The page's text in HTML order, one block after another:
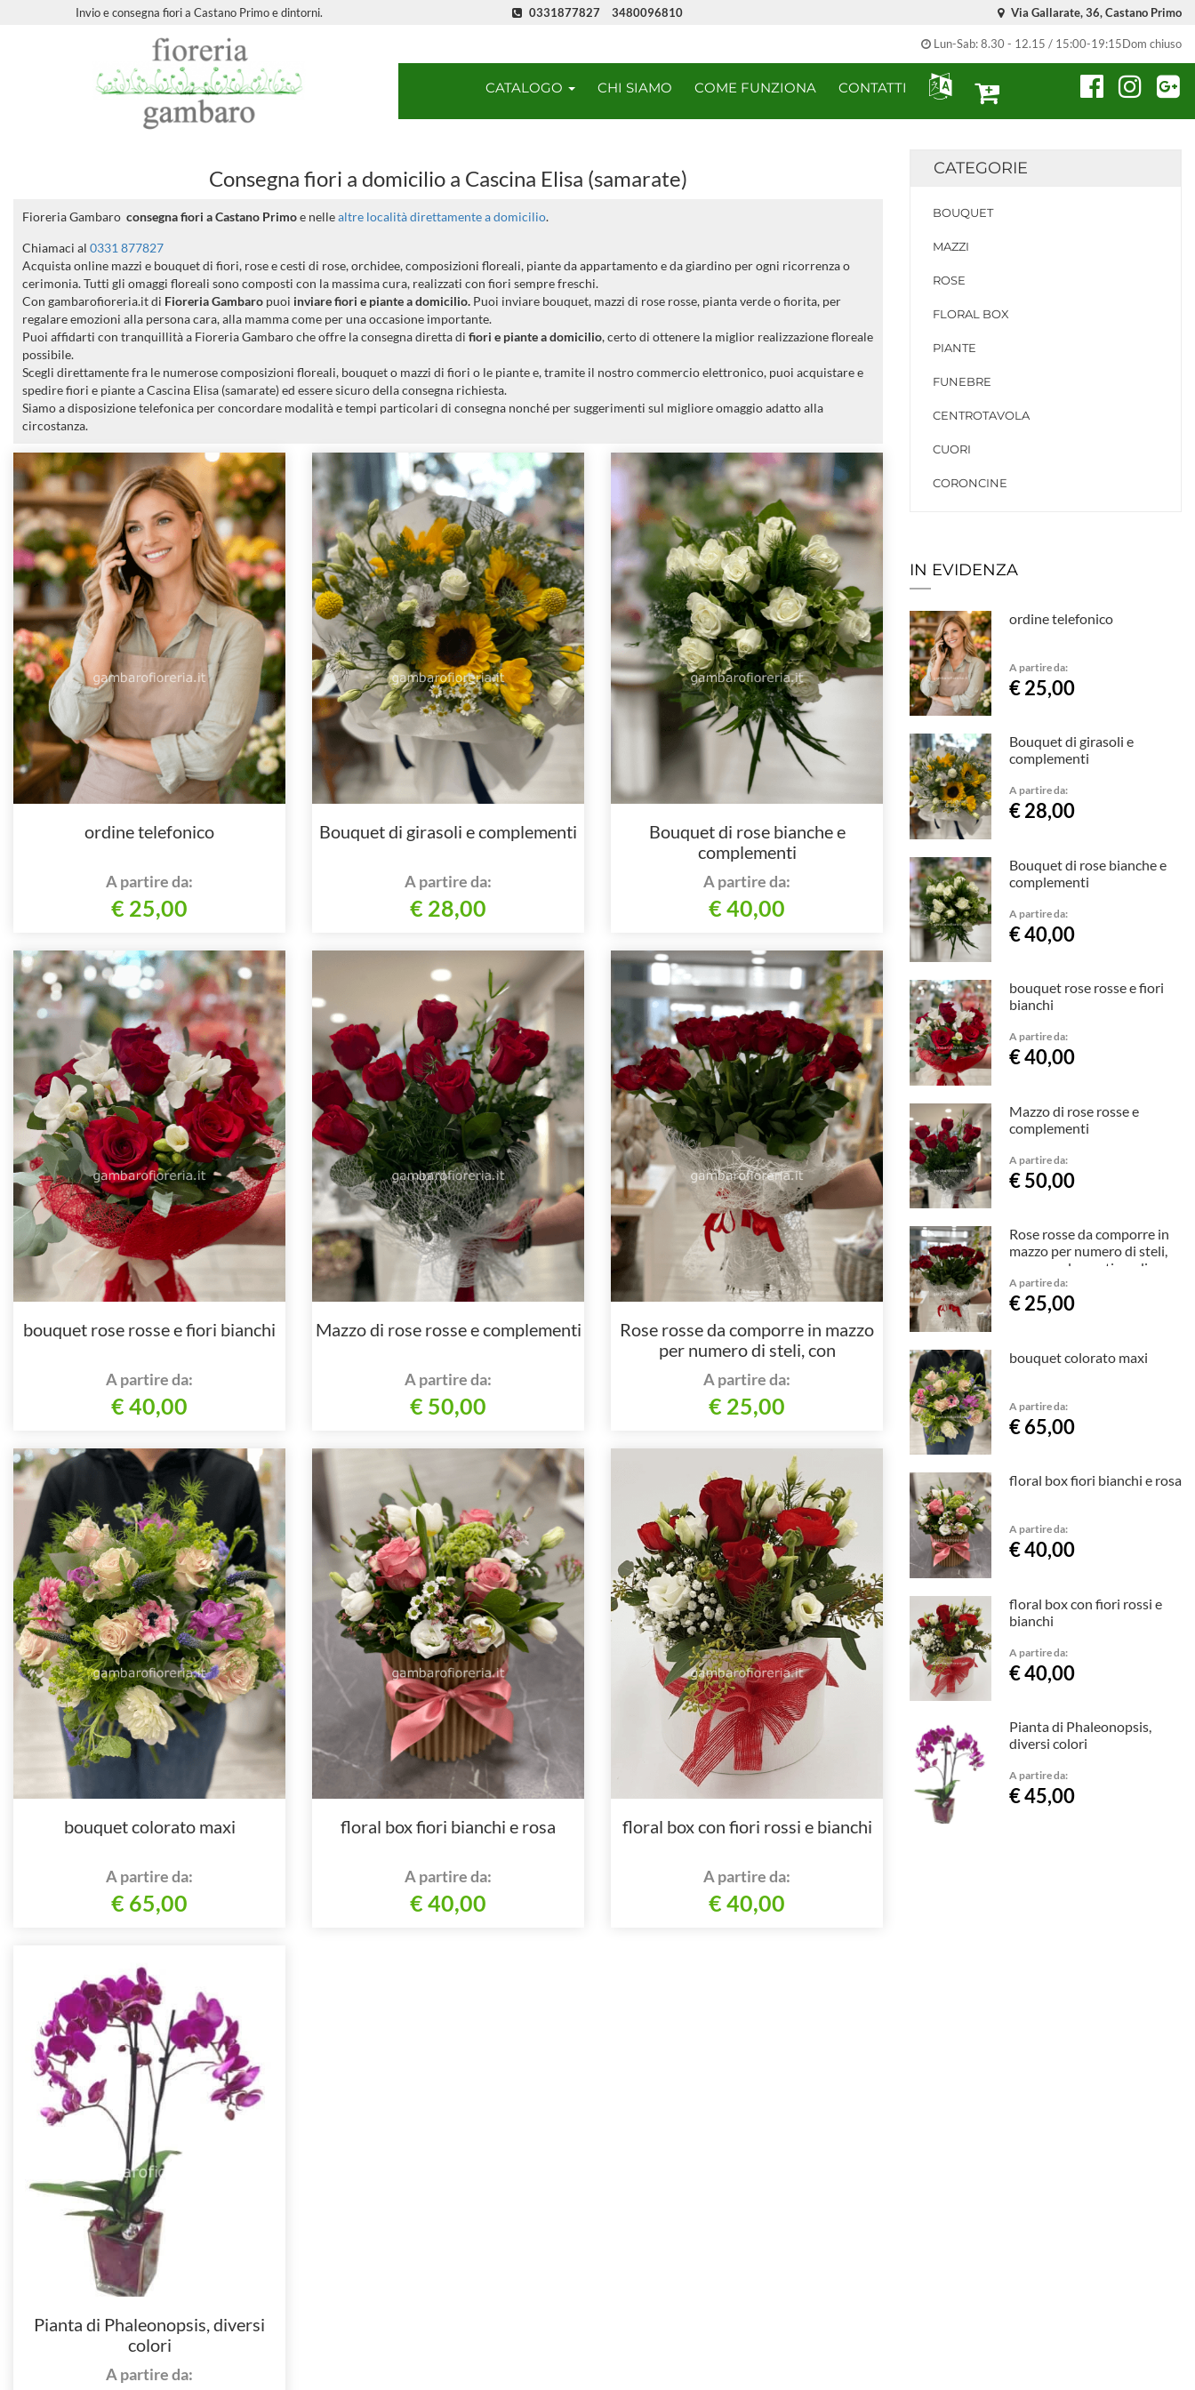
Invio e consegna fiori a Castano Primo e dintorni. 0331877827 3480096810 Via Gallarate, 36, Castano Primo
Lun-Sab: 8.30 - 12.15 / 15:00-19:15Dom chiuso
CATALOGO CHI SIAMO COME FUNZIONA CONTATTI
Consegna fiori a domicilio a Cascina Elisa (samarate)
Fioreria Gambaro consegna fiori a Castano Primoe nellealtre località direttamente a domicilio.
Chiamaci al 0331 877827
Acquista online mazzi e bouquet di fiori, rose e cesti di rose, orchidee, composizioni floreali, piante da appartamento e da giardino per ogni ricorrenza o
cerimonia. Tutti gli omaggi floreali sono composti con la massima cura, realizzati con fiori sempre freschi.
Con gambarofioreria.it di Fioreria Gambaro puoi inviare fiori e piante a domicilio. Puoi inviare bouquet, mazzi di rose rosse, pianta verde o fiorita, per
regalare emozioni alla persona cara, alla mamma come per una occasione importante.
Puoi affidarti con tranquillità a Fioreria Gambaro che offre la consegna diretta di fiori e piante a domicilio, certo di ottenere la miglior realizzazione floreale
possibile.
Scegli direttamente fra le numerose composizioni floreali, bouquet o mazzi di fiori o le piante e, tramite il nostro commercio elettronico, puoi acquistare e
spedire fiori e piante a Cascina Elisa (samarate) ed essere sicuro della consegna richiesta.
Siamo a disposizione telefonica per concordare modalità e tempi particolari di consegna nonché per suggerimenti sul migliore omaggio adatto alla
circostanza.
ordine telefonico
A partire da:
€ 25,00
Bouquet di girasoli e complementi
A partire da:
€ 28,00
Bouquet di rose bianche e
complementi
A partire da:
€ 40,00
bouquet rose rosse e fiori bianchi
A partire da:
€ 40,00
Mazzo di rose rosse e complementi
A partire da:
€ 50,00
Rose rosse da comporre in mazzo
per numero di steli, con
complementi verdi
A partire da:
€ 25,00
bouquet colorato maxi
A partire da:
€ 65,00
floral box fiori bianchi e rosa
A partire da:
€ 40,00
floral box con fiori rossi e bianchi
A partire da:
€ 40,00
Pianta di Phaleonopsis, diversi
colori
A partire da:
CATEGORIE
BOUQUET
MAZZI
ROSE
FLORAL BOX
PIANTE
FUNEBRE
CENTROTAVOLA
CUORI
CORONCINE
IN EVIDENZA
ordine telefonico
A partire da:
€ 25,00
Bouquet di girasoli e
complementi
A partire da:
€ 28,00
Bouquet di rose bianche e
complementi
A partire da:
€ 40,00
bouquet rose rosse e fiori
bianchi
A partire da:
€ 40,00
Mazzo di rose rosse e
complementi
A partire da:
€ 50,00
Rose rosse da comporre in
mazzo per numero di steli,
con complementi verdi
A partire da:
€ 25,00
bouquet colorato maxi
A partire da:
€ 65,00
floral box fiori bianchi e rosa
A partire da:
€ 40,00
floral box con fiori rossi e
bianchi
A partire da:
€ 40,00
Pianta di Phaleonopsis,
diversi colori
A partire da:
€ 45,00